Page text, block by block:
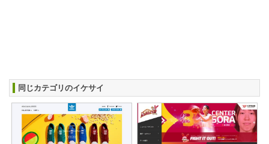
同じカテゴリのイケサイ